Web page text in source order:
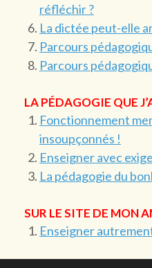
réfléchir ?
La dictée peut-elle
Parcours
Parcours
LA PÉDAGOGIE QUE
Fonctionnement
insoupçonnés !
Enseigner avec
La pédagogie du
SUR LE SITE DE MON
Enseigner